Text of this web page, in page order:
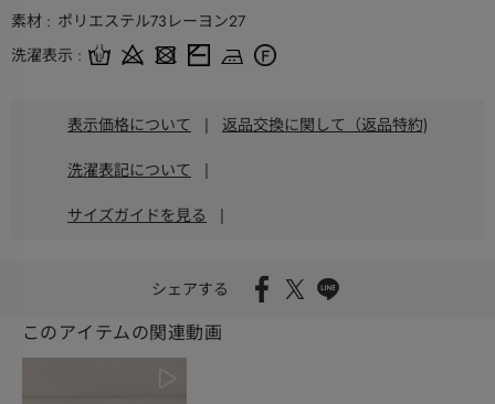
素材
ポリエステル73レーヨン27
洗濯表示
表示価格について | 返品交換に関して（返品特約)
洗濯表記について |
サイズガイドを見る |
シェアする
このアイテムの関連動画